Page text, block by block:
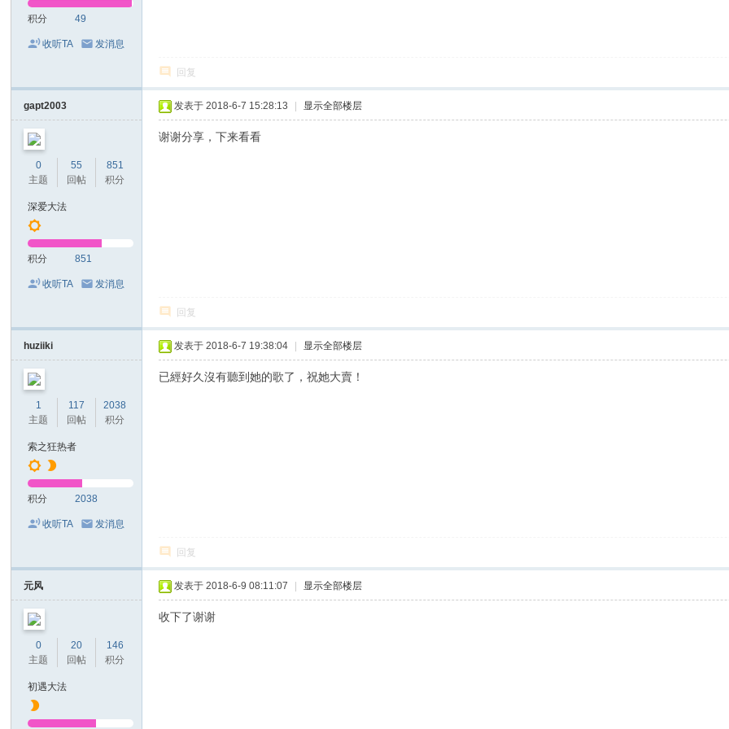
积分 49
收听TA 发消息
回复
gapt2003
0
主题
55
回帖
851
积分
深爱大法
积分 851
收听TA 发消息
发表于 2018-6-7 15:28:13 显示全部楼层
谢谢分享，下来看看
回复
huziiki
1
主题
117
回帖
2038
积分
索之狂热者
积分 2038
收听TA 发消息
发表于 2018-6-7 19:38:04 显示全部楼层
已經好久沒有聽到她的歌了，祝她大賣！
回复
元风
0
主题
20
回帖
146
积分
初遇大法
发表于 2018-6-9 08:11:07 显示全部楼层
收下了谢谢